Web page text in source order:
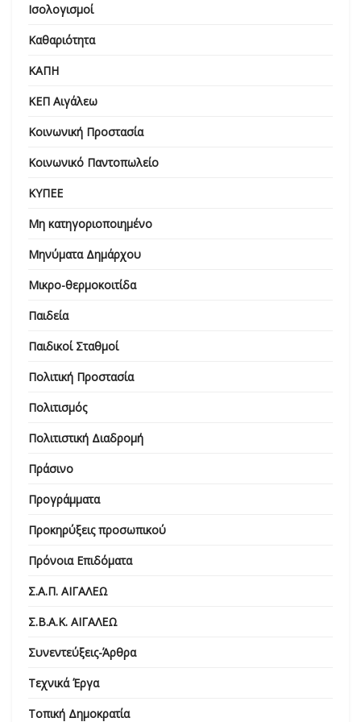
Ισολογισμοί
Καθαριότητα
ΚΑΠΗ
ΚΕΠ Αιγάλεω
Κοινωνική Προστασία
Κοινωνικό Παντοπωλείο
ΚΥΠΕΕ
Μη κατηγοριοποιημένο
Μηνύματα Δημάρχου
Μικρο-θερμοκοιτίδα
Παιδεία
Παιδικοί Σταθμοί
Πολιτική Προστασία
Πολιτισμός
Πολιτιστική Διαδρομή
Πράσινο
Προγράμματα
Προκηρύξεις προσωπικού
Πρόνοια Επιδόματα
Σ.Α.Π. ΑΙΓΑΛΕΩ
Σ.Β.Α.Κ. ΑΙΓΑΛΕΩ
Συνεντεύξεις-Άρθρα
Τεχνικά Έργα
Τοπική Δημοκρατία